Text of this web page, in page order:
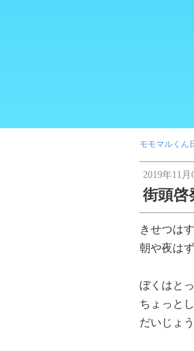
モモマルくん
2019年11月
街頭啓
きせつは
朝や夜は
ぼくはと
ちょっと
だいじょ